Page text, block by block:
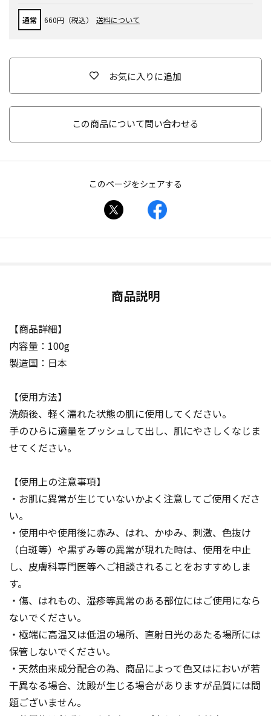
通常 660円（税込） 送料について
お気に入りに追加
この商品について問い合わせる
このページをシェアする
商品説明
【商品詳細】
内容量：100g
製造国：日本
【使用方法】
洗顔後、軽く濡れた状態の肌に使用してください。
手のひらに適量をプッシュして出し、肌にやさしくなじま
せてください。
【使用上の注意事項】
・お肌に異常が生じていないかよく注意してご使用くださ
い。
・使用中や使用後に赤み、はれ、かゆみ、刺激、色抜け
（白斑等）や黒ずみ等の異常が現れた時は、使用を中止
し、皮膚科専門医等へご相談されることをおすすめしま
す。
・傷、はれもの、湿疹等異常のある部位にはご使用になら
ないでください。
・極端に高温又は低温の場所、直射日光のあたる場所には
保管しないでください。
・天然由来成分配合の為、商品によって色又はにおいが若
干異なる場合、沈殿が生じる場合がありますが品質には問
題ございません。